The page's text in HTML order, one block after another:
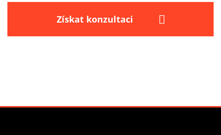
Získat konzultaci